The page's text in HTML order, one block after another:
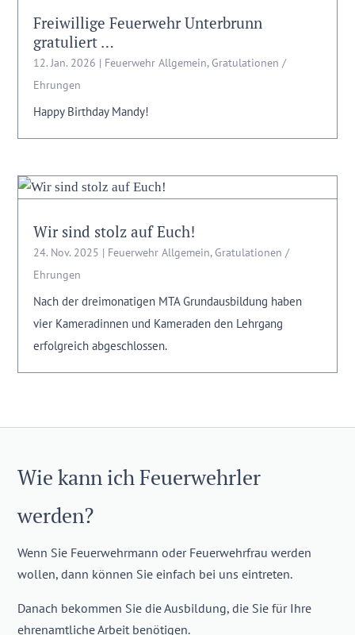
Freiwillige Feuerwehr Unterbrunn
gratuliert …
12. Jan. 2026 | Feuerwehr Allgemein, Gratulationen /
Ehrungen
Happy Birthday Mandy!
Wir sind stolz auf Euch!
24. Nov. 2025 | Feuerwehr Allgemein, Gratulationen /
Ehrungen
Nach der dreimonatigen MTA Grundausbildung haben
vier Kameradinnen und Kameraden den Lehrgang
erfolgreich abgeschlossen.
Wie kann ich Feuerwehrler
werden?
Wenn Sie Feuerwehrmann oder Feuerwehrfrau werden
wollen, dann können Sie einfach bei uns eintreten.
Danach bekommen Sie die Ausbildung, die Sie für Ihre
ehrenamtliche Arbeit benötigen.